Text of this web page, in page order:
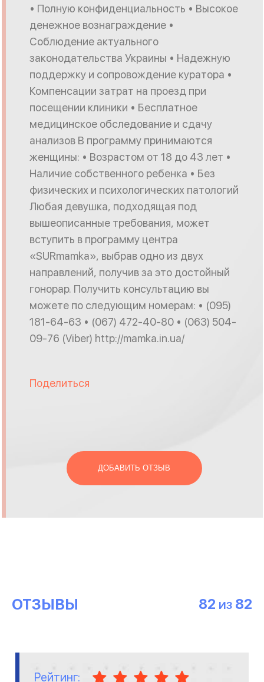
• Полную конфиденциальность • Высокое
денежное вознаграждение •
Соблюдение актуального
законодательства Украины • Надежную
поддержку и сопровождение куратора •
Компенсации затрат на проезд при
посещении клиники • Бесплатное
медицинское обследование и сдачу
анализов В программу принимаются
женщины: • Возрастом от 18 до 43 лет •
Наличие собственного ребенка • Без
физических и психологических патологий
Любая девушка, подходящая под
вышеописанные требования, может
вступить в программу центра
«SURmamka», выбрав одно из двух
направлений, получив за это достойный
гонорар. Получить консультацию вы
можете по следующим номерам: • (095)
181-64-63 • (067) 472-40-80 • (063) 504-
09-76 (Viber) http://mamka.in.ua/
Поделиться
ДОБАВИТЬ ОТЗЫВ
ОТЗЫВЫ 82 ИЗ 82
Рейтинг: